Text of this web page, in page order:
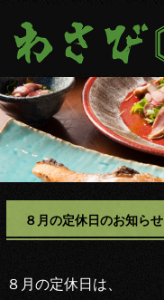
８月の定休日のお知らせ
８月の定休日は、